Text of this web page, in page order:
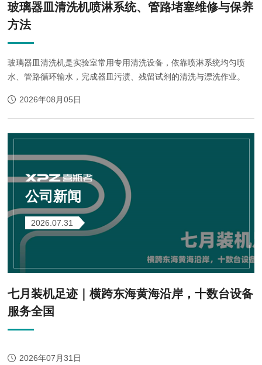
玻璃器皿清洗机喷淋系统、管路堵塞维修与保养
方法
玻璃器皿清洗机是实验室常用专用清洗设备，依靠喷淋系统均匀喷
水、管路循环输水，完成器皿污渍、残留试剂的清洗与漂洗作业。
2026年08月05日
公司新闻
2026.07.31
七月装机足迹｜横跨东海黄海沿岸，十数台设备
服务全国
2026年07月31日